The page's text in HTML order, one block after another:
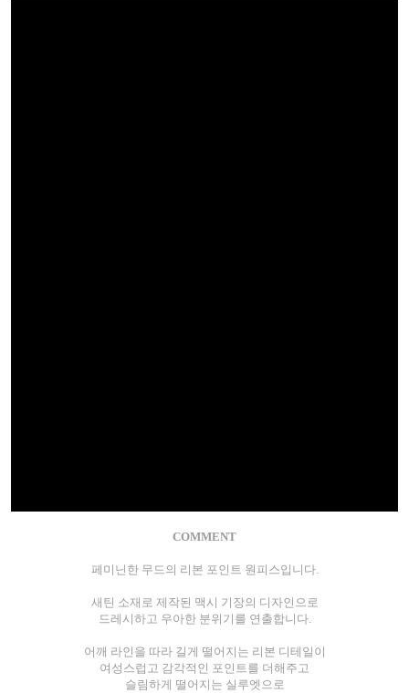
COMMENT
페미닌한 무드의 리본 포인트 원피스입니다.
새틴 소재로 제작된 맥시 기장의 디자인으로
드레시하고 우아한 분위기를 연출합니다.
어깨 라인을 따라 길게 떨어지는 리본 디테일이
여성스럽고 감각적인 포인트를 더해주고
슬림하게 떨어지는 실루엣으로